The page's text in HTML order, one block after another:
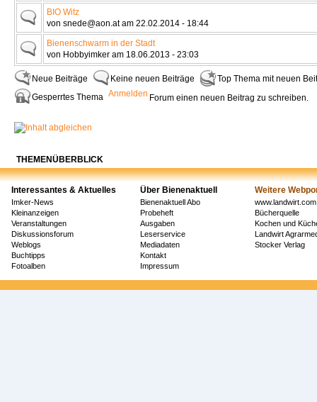
BIO Witz
von snede@aon.at am 22.02.2014 - 18:44
Bienenschwarm in der Stadt
von Hobbyimker am 18.06.2013 - 23:03
Neue Beiträge Keine neuen Beiträge
Top Thema mit neuen
Gesperrtes Thema Anmelden Forum einen neuen Beitrag zu schreiben.
THEMENÜBERBLICK
Interessantes & Aktuelles Über Bienenaktuell Weitere
Imker-News
Kleinanzeigen
Veranstaltungen
Diskussionsforum
Weblogs
Buchtipps
Fotoalben
Bienenaktuell Abo
Probeheft
Ausgaben
Leserservice
Mediadaten
Kontakt
Impressum
www.landwirt.com
Bücherquelle
Kochen und
Landwirt
Stocker Verlag